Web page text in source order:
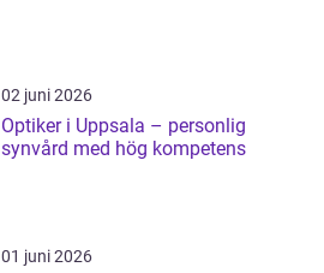
02 juni 2026
Optiker i Uppsala – personlig
synvård med hög kompetens
01 juni 2026